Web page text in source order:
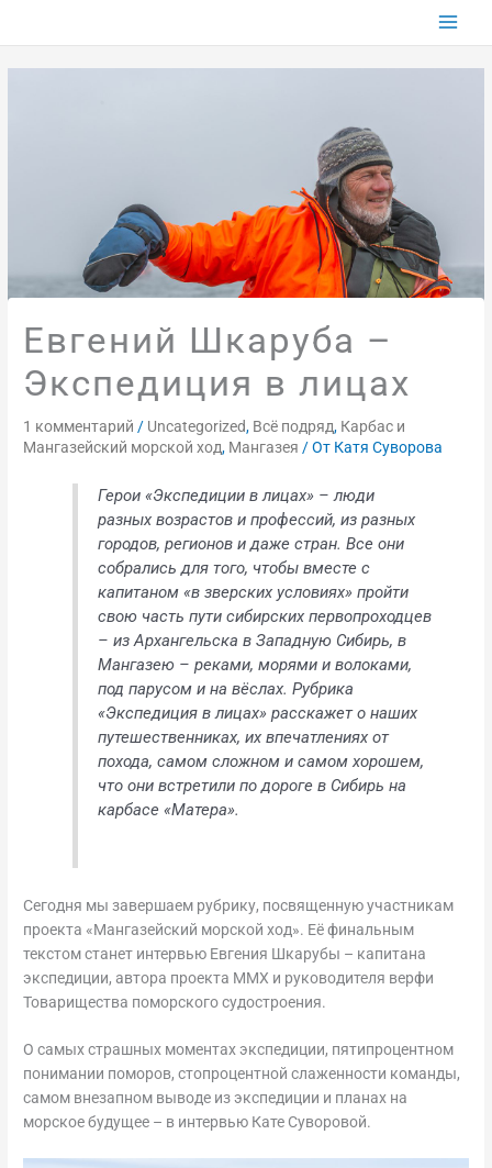
Евгений Шкаруба –
Экспедиция в лицах
1 комментарий / Uncategorized, Всё подряд, Карбас и
Мангазейский морской ход, Мангазея / От Катя Суворова
Герои «Экспедиции в лицах» – люди
разных возрастов и профессий, из разных
городов, регионов и даже стран. Все они
собрались для того, чтобы вместе с
капитаном «в зверских условиях» пройти
свою часть пути сибирских первопроходцев
– из Архангельска в Западную Сибирь, в
Мангазею – реками, морями и волоками,
под парусом и на вёслах. Рубрика
«Экспедиция в лицах» расскажет о наших
путешественниках, их впечатлениях от
похода, самом сложном и самом хорошем,
что они встретили по дороге в Сибирь на
карбасе «Матера».
Сегодня мы завершаем рубрику, посвященную участникам
проекта «Мангазейский морской ход». Её финальным
текстом станет интервью Евгения Шкарубы – капитана
экспедиции, автора проекта ММХ и руководителя верфи
Товарищества поморского судостроения.
О самых страшных моментах экспедиции, пятипроцентном
понимании поморов, стопроцентной слаженности команды,
самом внезапном выводе из экспедиции и планах на
морское будущее – в интервью Кате Суворовой.